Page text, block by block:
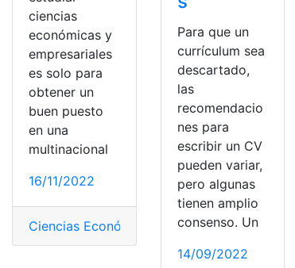
ciencias
económicas y
empresariales
es solo para
obtener un
buen puesto
en una
multinacional
16/11/2022
Ciencias Económicas Conceptos,Desventajas
Para que un
currículum sea
descartado,
las
recomendacio
nes para
escribir un CV
pueden variar,
pero algunas
tienen amplio
consenso. Un
14/09/2022